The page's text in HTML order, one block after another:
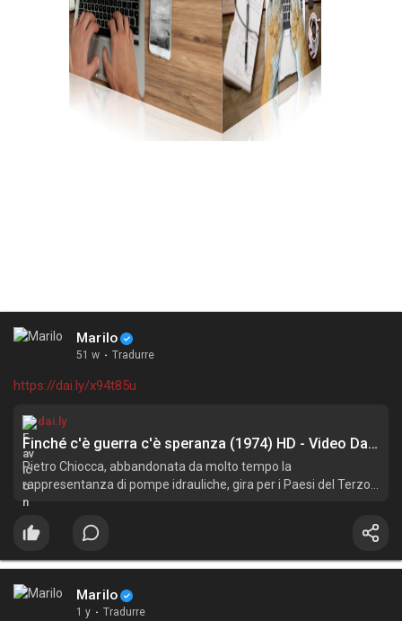
Marilo
51 w · Tradurre
https://dai.ly/x94t85u
dai.ly
Finché c'è guerra c'è speranza (1974) HD - Video Dailymotion
Pietro Chiocca, abbandonata da molto tempo la
rappresentanza di pompe idrauliche, gira per i Paesi del Terzo
Mondo alla ricerca di clienti per armi di ogni tipo. Pressato dalle
crescenti esigenze di una famiglia in cui sia la moglie che i
rampolli so
Marilo
1 y · Tradurre